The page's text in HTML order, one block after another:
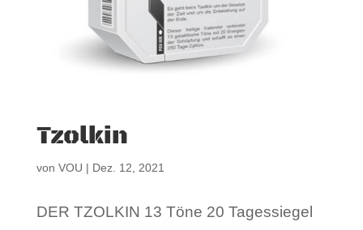
Tzolkin
von VOU | Dez. 12, 2021
DER TZOLKIN 13 Töne 20 Tagessiegel